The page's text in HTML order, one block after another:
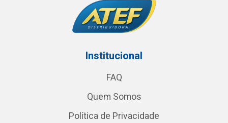
Institucional
FAQ
Quem Somos
Política de Privacidade